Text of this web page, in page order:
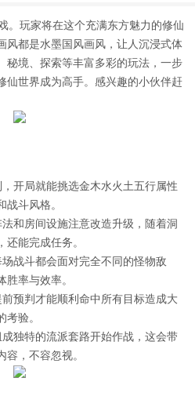
。玩家将在这个充满东方魅力的修仙
风都是水墨国风画风，让人沉浸式体
秘境、探索等丰富多彩的玩法，一步
仙世界成为高手。感兴趣的小伙伴赶
开局就能挑选金木水火土五行属性
斗风格。
和房间设施注意改造升级，随着洞
能完成任务。
战斗都会面对完全不同的怪物敌
胜率与效率。
预判才能顺利命中所有目标造成大
验。
独特的流派套路开始作战，这会带
，不容忽视。